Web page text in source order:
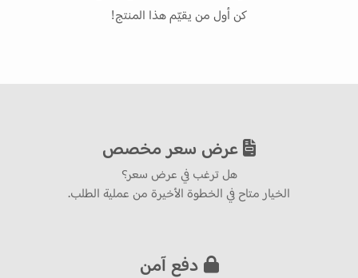
كن أول من يقيّم هذا المنتج!
عرض سعر مخصص
هل ترغب في عرض سعر؟
الخيار متاح في الخطوة الأخيرة من عملية الطلب.
دفع آمن